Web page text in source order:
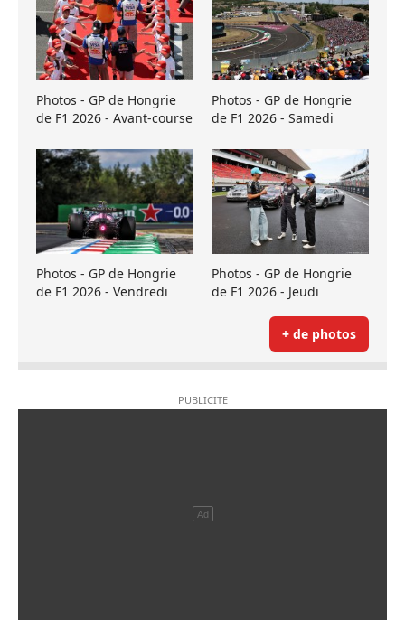
Photos - GP de Hongrie
de F1 2026 - Avant-course
Photos - GP de Hongrie
de F1 2026 - Samedi
Photos - GP de Hongrie
de F1 2026 - Vendredi
Photos - GP de Hongrie
de F1 2026 - Jeudi
+ de photos